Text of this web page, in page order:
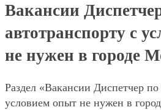
Вакансии
автотранспорту с
не нужен в городе
Раздел «Вакансии Диспетчер по
условием опыт не нужен в